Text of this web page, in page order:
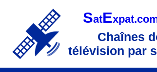
SatE
Chaînes
télévision par